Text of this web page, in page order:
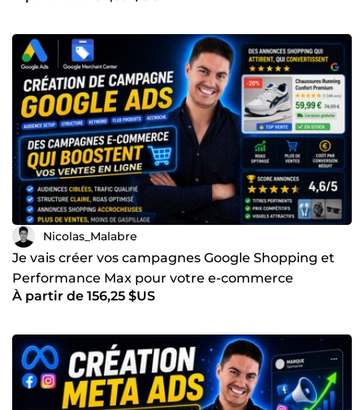
acquisition, vous pouvez me contacter directement pour
en discuter.
Nicolas_Malabre
Je vais créer vos campagnes Google Shopping et
Performance Max pour votre e-commerce
À partir de 156,25 $US